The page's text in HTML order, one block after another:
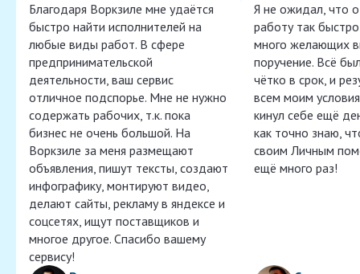
Благодаря Воркзиле мне удаётся
быстро найти исполнителей на
любые виды работ. В сфере
предпринимательской
деятельности, ваш сервис
отличное подспорье. Мне не нужно
содержать рабочих, т.к. пока
бизнес не очень большой. На
Воркзиле за меня размещают
объявления, пишут тексты, создают
инфографику, монтируют видео,
делают сайты, рекламу в яндексе и
соцсетях, ищут поставщиков и
многое другое. Спасибо вашему
сервису!
Я не ожидал, что
работу так
много желающих
поручение. Всё
чётко в срок, и
всем моим
кинул себе ещё
как точно знаю,
своим Личным
ещё много раз!